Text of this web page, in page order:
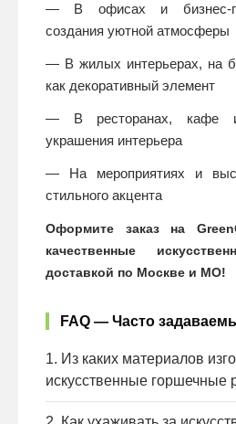
— В офисах и бизнес-
создания уютной атмосферы
— В жилых интерьерах, на
как декоративный элемент
— В ресторанах, кафе и
украшения интерьера
— На мероприятиях и
стильного акцента
Оформите заказ на
качественные
доставкой по Москве и МО!
FAQ — Часто
1. Из каких материалов
искусственные горшечные